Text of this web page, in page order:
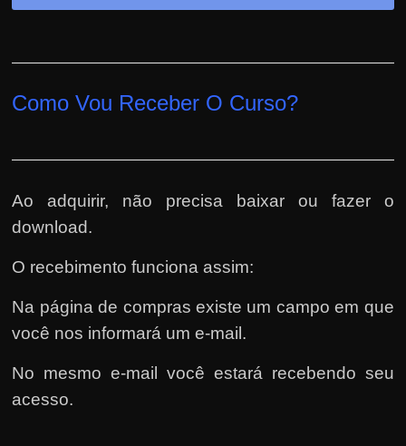
Como Vou Receber O Curso?
Ao adquirir, não precisa baixar ou fazer o
download.
O recebimento funciona assim:
Na página de compras existe um campo em que
você nos informará um e-mail.
No mesmo e-mail você estará recebendo seu
acesso.